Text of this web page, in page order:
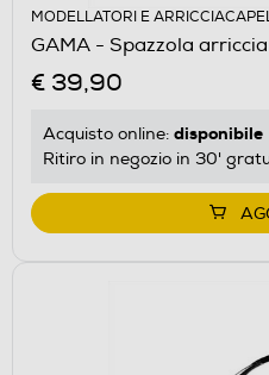
MODELLATORI E
GAMA - Spazzola
€ 39,90
Acquisto online: disponibile
Ritiro in negozio in 30'